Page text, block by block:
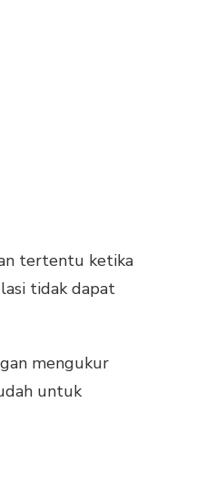
tertentu ketika
tidak dapat
mengukur
untuk